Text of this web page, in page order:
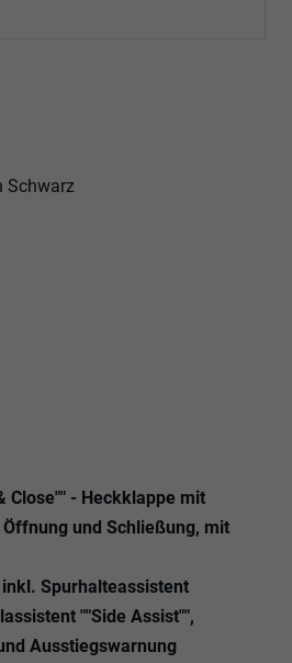
Schwarz
Close"" - Heckklappe mit
und Schließung, mit
Spurhalteassistent
""Side Assist"",
Ausstiegswarnung